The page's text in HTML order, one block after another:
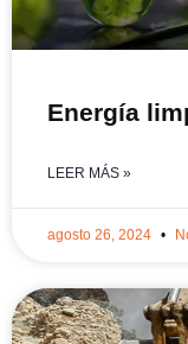
Energía
LEER MÁS »
agosto 26, 2024